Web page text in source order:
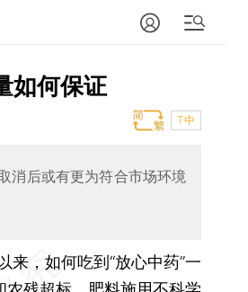
如何保证
T中
消后或有更为符合市场环境
来，如何吃到“放心中药”一